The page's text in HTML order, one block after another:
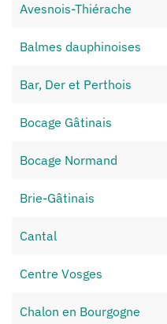
Avesnois-Thiérache
Balmes dauphinoises
Bar, Der et Perthois
Bocage Gâtinais
Bocage Normand
Brie-Gâtinais
Cantal
Centre Vosges
Chalon en Bourgogne